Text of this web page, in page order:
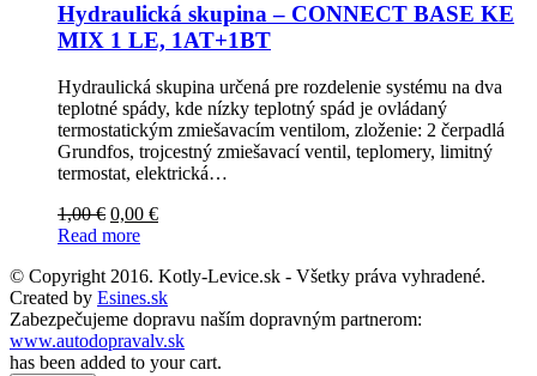
Hydraulická skupina – CONNECT BASE KE
MIX 1 LE, 1AT+1BT
Hydraulická skupina určená pre rozdelenie systému na dva
teplotné spády, kde nízky teplotný spád je ovládaný
termostatickým zmiešavacím ventilom, zloženie: 2 čerpadlá
Grundfos, trojcestný zmiešavací ventil, teplomery, limitný
termostat, elektrická…
1,00€ 0,00 €
Read more
© Copyright 2016. Kotly-Levice.sk - Všetky práva vyhradené.
Created by Esines.sk
Zabezpečujeme dopravu naším dopravným partnerom:
www.autodopravalv.sk
has been added to your cart.